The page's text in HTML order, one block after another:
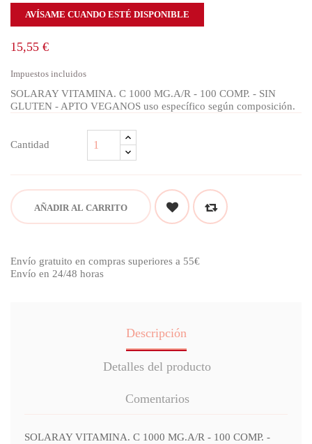
AVÍSAME CUANDO ESTÉ DISPONIBLE
15,55 €
Impuestos incluidos
SOLARAY VITAMINA. C 1000 MG.A/R - 100 COMP. - SIN
GLUTEN - APTO VEGANOS uso específico según composición.
Cantidad
AÑADIR AL CARRITO
Envío gratuito en compras superiores a 55€
Envío en 24/48 horas
Descripción
Detalles del producto
Comentarios
SOLARAY VITAMINA. C 1000 MG.A/R - 100 COMP. -